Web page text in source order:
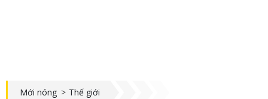
Mới nóng > Thế giới